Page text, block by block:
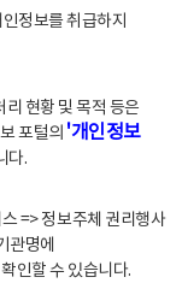
정보를 취급하지
현황 및 목적 등은
포털의 '개인정보
다.
=> 정보주체 권리행사
관명에
인할 수 있습니다.